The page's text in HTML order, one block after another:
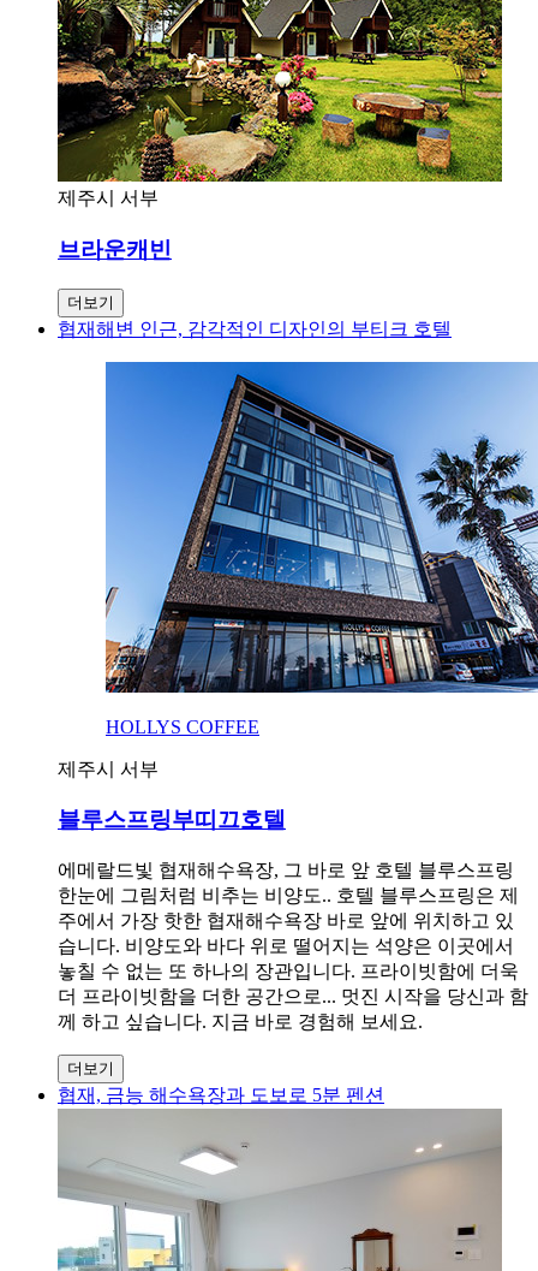
제주시 서부
브라운캐빈
더보기
협재해변 인근, 감각적인 디자인의 부티크 호텔
HOLLYS COFFEE
제주시 서부
블루스프링부띠끄호텔
에메랄드빛 협재해수욕장, 그 바로 앞 호텔 블루스프링
한눈에 그림처럼 비추는 비양도.. 호텔 블루스프링은 제
주에서 가장 핫한 협재해수욕장 바로 앞에 위치하고 있
습니다. 비양도와 바다 위로 떨어지는 석양은 이곳에서
놓칠 수 없는 또 하나의 장관입니다. 프라이빗함에 더욱
더 프라이빗함을 더한 공간으로... 멋진 시작을 당신과 함
께 하고 싶습니다. 지금 바로 경험해 보세요.
더보기
협재, 금능 해수욕장과 도보로 5분 펜션